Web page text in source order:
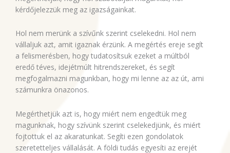
kérdőjelezzük meg az igazságainkat.
Hol nem merünk a szívűnk szerint cselekedni. Hol nem
vállaljuk azt, amit igaznak érzünk. A megértés ereje segít
a felismerésben, hogy tudatosítsuk ezeket a múltból
eredő téves, idejétmúlt hitrendszereket, és segít
megfogalmazni magunkban, hogy mi lenne az az út, ami
számunkra önazonos.
Megérthetjük azt is, hogy miért nem engedtük meg
magunknak, hogy szívünk szerint cselekedjünk, és miért
fojtottuk el az akaratunkat. Segíti ezen gondolatok
szeretetteljes vállalását. A földi tudás egyesíti az erejét